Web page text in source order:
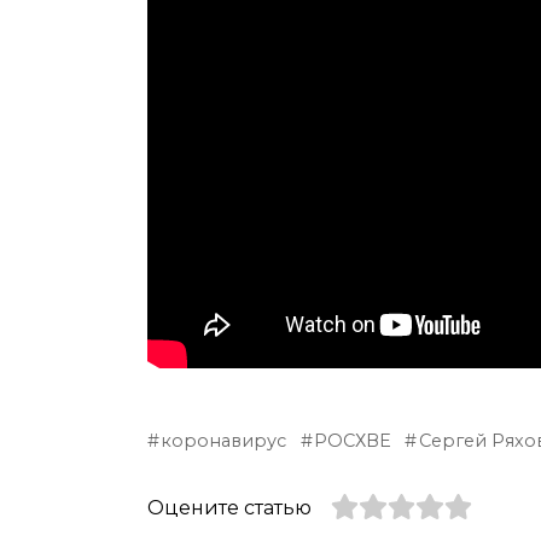
коронавирус РОСХВЕ Сергей
Оцените статью